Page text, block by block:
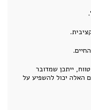
ייתכן שמדובר
האלה יכול להשפיע על